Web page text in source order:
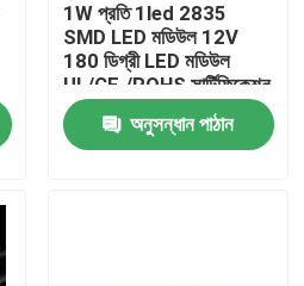
1W প্রতি 1led 2835
SMD LED মডিউল 12V
180 ডিগ্রী LED মডিউল
UL/CE./ROHS সার্টিফিকেশন
পাস
অনুসন্ধান পাঠান